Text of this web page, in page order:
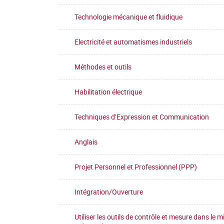
Technologie mécanique et fluidique
Electricité et automatismes industriels
Méthodes et outils
Habilitation électrique
Techniques d’Expression et Communication
Anglais
Projet Personnel et Professionnel (PPP)
Intégration/Ouverture
Utiliser les outils de contrôle et mesure dans le